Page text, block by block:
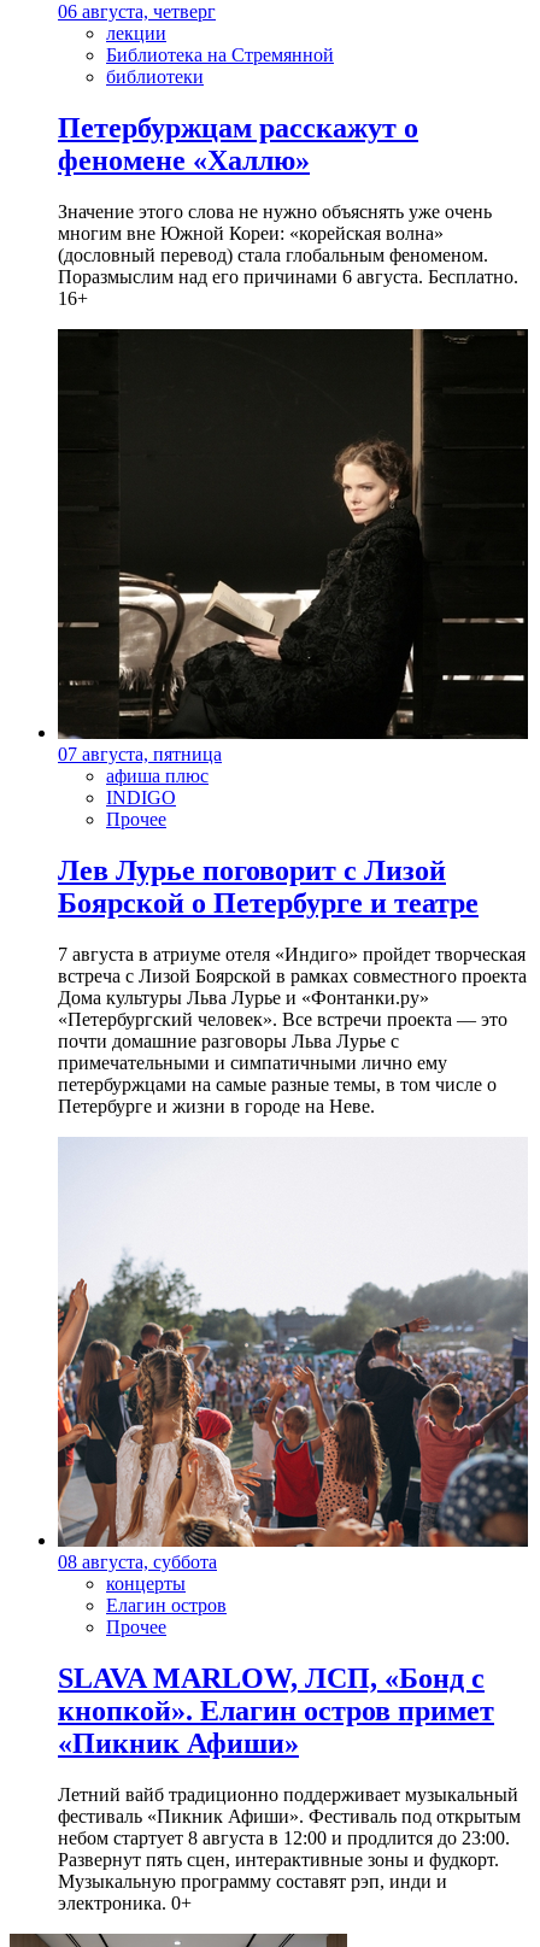
06 августа, четверг
лекции
Библиотека на Стремянной
библиотеки
Петербуржцам расскажут о
феномене «Халлю»
Значение этого слова не нужно объяснять уже очень
многим вне Южной Кореи: «корейская волна»
(дословный перевод) стала глобальным феноменом.
Поразмыслим над его причинами 6 августа. Бесплатно.
16+
07 августа, пятница
афиша плюс
INDIGO
Прочее
Лев Лурье поговорит с Лизой
Боярской о Петербурге и театре
7 августа в атриуме отеля «Индиго» пройдет творческая
встреча с Лизой Боярской в рамках совместного проекта
Дома культуры Льва Лурье и «Фонтанки.ру»
«Петербургский человек». Все встречи проекта — это
почти домашние разговоры Льва Лурье с
примечательными и симпатичными лично ему
петербуржцами на самые разные темы, в том числе о
Петербурге и жизни в городе на Неве.
08 августа, суббота
концерты
Елагин остров
Прочее
SLAVA MARLOW, ЛСП, «Бонд с
кнопкой». Елагин остров примет
«Пикник Афиши»
Летний вайб традиционно поддерживает музыкальный
фестиваль «Пикник Афиши». Фестиваль под открытым
небом стартует 8 августа в 12:00 и продлится до 23:00.
Развернут пять сцен, интерактивные зоны и фудкорт.
Музыкальную программу составят рэп, инди и
электроника. 0+